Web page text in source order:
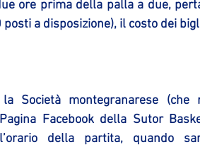
ore prima della palla a due,
a disposizione), il costo dei
Società montegranarese (che
Facebook della Sutor
della partita, quando